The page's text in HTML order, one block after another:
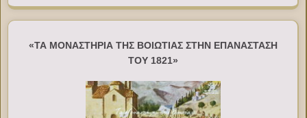
«ΤΑ ΜΟΝΑΣΤΗΡΙΑ ΤΗΣ ΒΟΙΩΤΙΑΣ ΣΤΗΝ ΕΠΑΝΑΣΤΑΣΗ
ΤΟΥ 1821»